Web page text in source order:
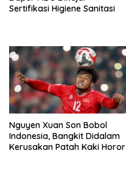
Sertifikasi Higiene Sanitasi
Nguyen Xuan Son Bobol
Indonesia, Bangkit Didalam
Kerusakan Patah Kaki Horor